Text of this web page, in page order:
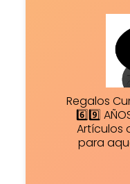
Regalos
6️⃣9️⃣
Artículos
para